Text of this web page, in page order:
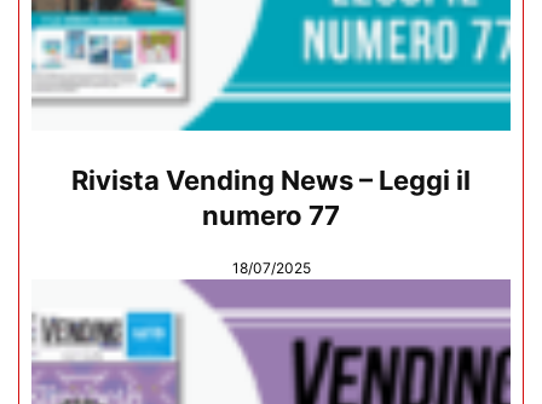
Rivista Vending News – Leggi il
numero 77
18/07/2025